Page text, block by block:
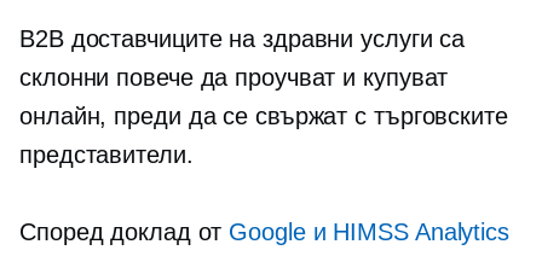
B2B доставчиците на здравни услуги са
склонни повече да проучват и купуват
онлайн, преди да се свържат с търговските
представители.
Според доклад от Google и HIMSS Analytics